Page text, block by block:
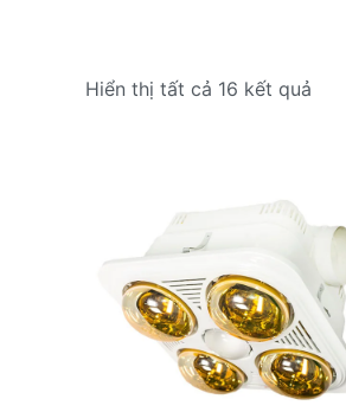
Hiển thị tất cả 16 kết quả
mức
phổ
biến